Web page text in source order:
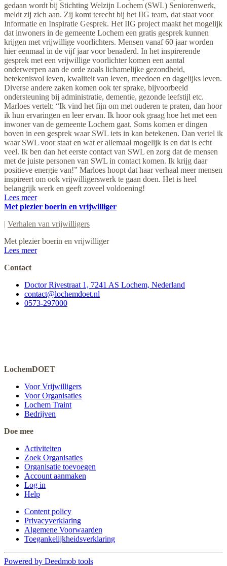
gedaan wordt bij Stichting Welzijn Lochem (SWL) Seniorenwerk,
meldt zij zich aan. Zij komt terecht bij het IIG team, dat staat voor
Informatie en Inspiratie Gesprek. Het IIG project maakt het mogelijk
dat inwoners in de gemeente Lochem een gratis gesprek kunnen
krijgen met vrijwillige voorlichters. Mensen vanaf 60 jaar worden
hier eenmaal in de vijf jaar voor benaderd. In het inspirerende
gesprek met een vrijwillige voorlichter komen een aantal
onderwerpen aan de orde zoals lichamelijke gezondheid,
betekenisvol leven, kwaliteit van leven, meedoen en dagelijks leven.
Diverse andere zaken komen ook ter sprake, bijvoorbeeld
ondersteuning bij administratie, dementie, gezonde leefstijl etc.
Marloes vertelt: “Ik vind het fijn om met ouderen te praten, dan hoor
ik hun ervaringen en leer ervan. Ik hoor ook graag hoe het met een
inwoner van de gemeente Lochem gaat. Soms komen er dingen
boven in een gesprek waar SWL iets in kan betekenen. Dan vertel ik
waar SWL voor staat en wat er allemaal mogelijk is en dat is echt
veel. Ik ben dan het eerste contact van SWL en zorg dat de mensen
met de juiste personen van SWL in contact komen. Ik krijg daar
positieve energie van!” Marloes hoopt dat haar verhaal meer mensen
inspireert om ook vrijwilligerswerk te gaan doen. Het is heel
belangrijk werk en geeft zoveel voldoening!
Lees meer
Met plezier boerin en vrijwilliger
| Verhalen van vrijwilligers
Met plezier boerin en vrijwilliger
Lees meer
Contact
Doctor Rivestraat 1, 7241 AS Lochem, Nederland
contact@lochemdoet.nl
0573-297000
LochemDOET
Voor Vrijwilligers
Voor Organisaties
Lochem Traint
Bedrijven
Doe mee
Activiteiten
Zoek Organisaties
Organisatie toevoegen
Account aanmaken
Log in
Help
Content policy
Privacyverklaring
Algemene Voorwaarden
Toegankelijkheidsverklaring
Powered by Deedmob tools